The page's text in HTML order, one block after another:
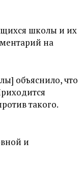
школы и их
на
объяснило, что
такого.
и